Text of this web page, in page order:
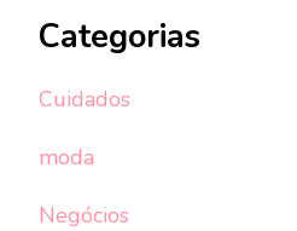
Categorias
Cuidados
moda
Negócios